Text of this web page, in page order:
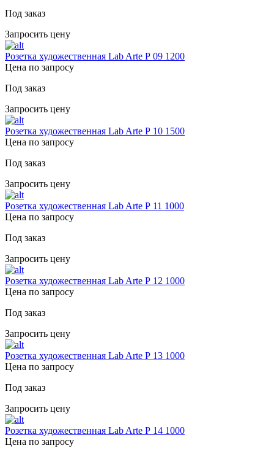
Под заказ
Запросить цену
Розетка художественная Lab Arte Р 09 1200
Цена по запросу
Под заказ
Запросить цену
Розетка художественная Lab Arte Р 10 1500
Цена по запросу
Под заказ
Запросить цену
Розетка художественная Lab Arte Р 11 1000
Цена по запросу
Под заказ
Запросить цену
Розетка художественная Lab Arte Р 12 1000
Цена по запросу
Под заказ
Запросить цену
Розетка художественная Lab Arte Р 13 1000
Цена по запросу
Под заказ
Запросить цену
Розетка художественная Lab Arte Р 14 1000
Цена по запросу